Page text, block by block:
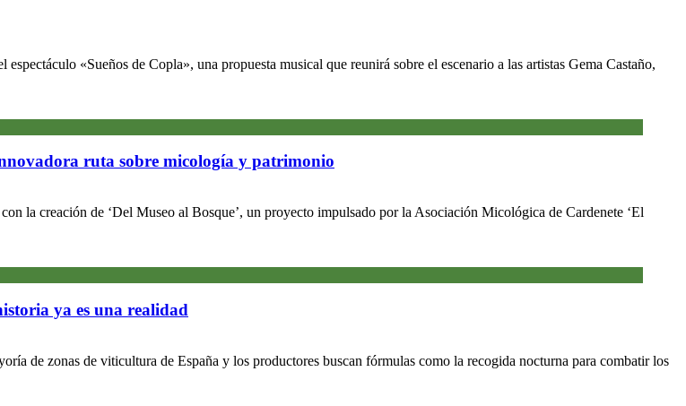
«Sueños de Copla», una propuesta musical que reunirá sobre el escenario a las artistas Gema Castaño,
ruta sobre micología y patrimonio
la creación de ‘Del Museo al Bosque’, un proyecto impulsado por la Asociación Micológica de Cardenete ‘El
ya es una realidad
de zonas de viticultura de España y los productores buscan fórmulas como la recogida nocturna para combatir los